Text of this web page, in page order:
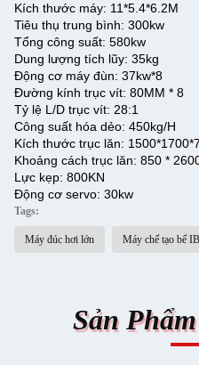
Kích thước máy: 11*5.4*6.2M
Tiêu thụ trung bình: 300kw
Tổng công suất: 580kw
Dung lượng tích lũy: 35kg
Động cơ máy đùn: 37kw*8
Đường kính trục vít: 80MM * 8
Tỷ lệ L/D trục vít: 28:1
Công suất hóa dẻo: 450kg/H
Kích thước trục lăn:
Khoảng cách trục lăn: 850 *
Lực kẹp: 800KN
Động cơ servo: 30kw
Tags:
Máy đúc hơi lớn Máy chế tạo bể
Sản